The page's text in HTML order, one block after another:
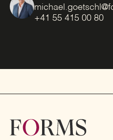
+41 55 415 00 80